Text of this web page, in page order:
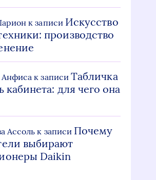
к записи Искусство
производство
Анфиса к записиТабличка
кабинета: для чего она
Ассоль к записи Почему
выбирают
Daikin